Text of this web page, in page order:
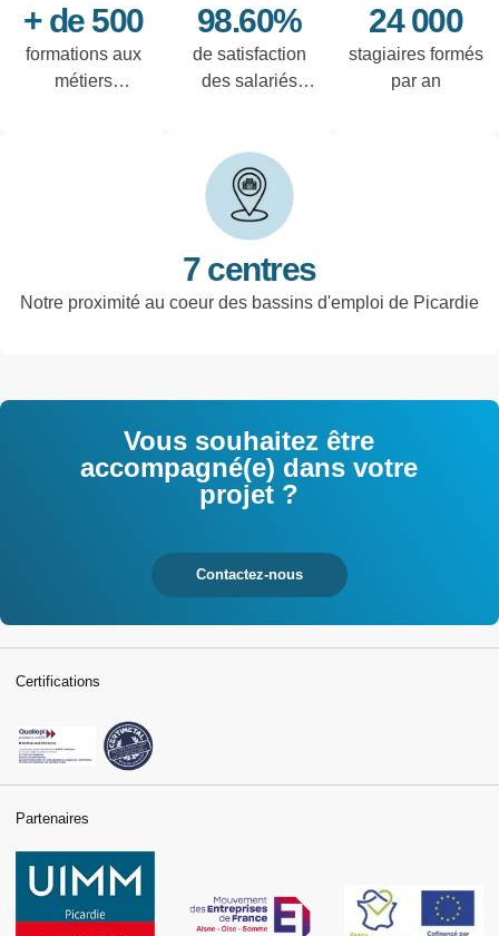
+ de 500
formations aux
métiers
98.60%
de satisfaction
des salariés
24 000
stagiaires formés
par an
7 centres
Notre proximité au coeur des bassins d'emploi de Picardie
Vous souhaitez être
accompagné(e) dans votre
projet ?
Contactez-nous
Certifications
Partenaires